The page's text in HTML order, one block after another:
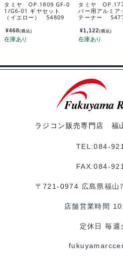
タミヤ OP.1809 GF-0
1/G6-01 ギヤセット
（イエロー） 54809
¥468(税込)
タミヤ
パー用アルミア
テーナー
¥1,122(税込)
ラジコン販売専門店 福
TEL:084-
FAX:084-
〒721-0974 広島県福山
店舗営業時間
定休日 毎週